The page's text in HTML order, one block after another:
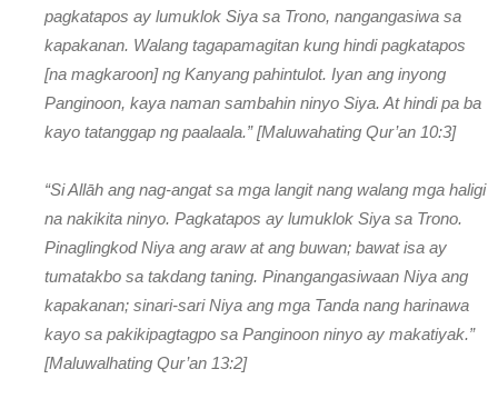
pagkatapos ay lumuklok Siya sa Trono, nangangasiwa sa
kapakanan. Walang tagapamagitan kung hindi pagkatapos
[na magkaroon] ng Kanyang pahintulot. Iyan ang inyong
Panginoon, kaya naman sambahin ninyo Siya. At hindi pa ba
kayo tatanggap ng paalaala.” [Maluwahating Qur’an 10:3]
“Si Allāh ang nag-angat sa mga langit nang walang mga haligi
na nakikita ninyo. Pagkatapos ay lumuklok Siya sa Trono.
Pinaglingkod Niya ang araw at ang buwan; bawat isa ay
tumatakbo sa takdang taning. Pinangangasiwaan Niya ang
kapakanan; sinari-sari Niya ang mga Tanda nang harinawa
kayo sa pakikipagtagpo sa Panginoon ninyo ay makatiyak.”
[Maluwalhating Qur’an 13:2]